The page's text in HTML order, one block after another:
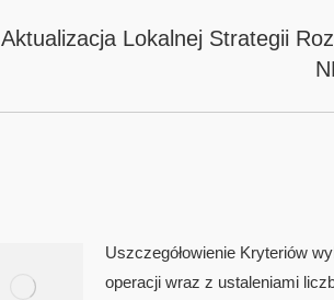
Aktualizacja Lokalnej Strategii
Uszczegółowienie Kryteriów
operacji wraz z ustaleniami